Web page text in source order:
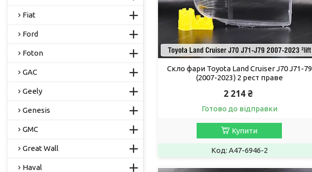
Скло фари Toyota Land Cruiser J70 J71-79
(2007-2023) 2 рест праве
2 214 ₴
Готово до відправки
Купити
A47-6946-2
Fiat
Ford
Foton
GAC
Geely
Genesis
GMC
Great Wall
Haval